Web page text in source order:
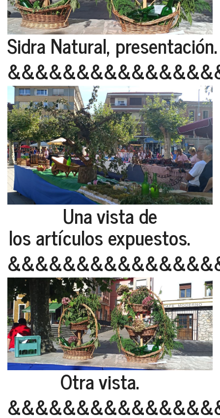
Sidra Natural, presentación.
Una vista de
los artículos expuestos.
Otra vista.